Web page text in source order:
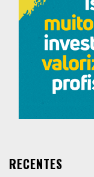
RECENTES